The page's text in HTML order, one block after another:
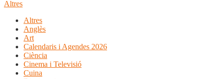
Altres
Altres
Anglès
Art
Calendaris i Agendes 2026
Ciència
Cinema i Televisió
Cuina